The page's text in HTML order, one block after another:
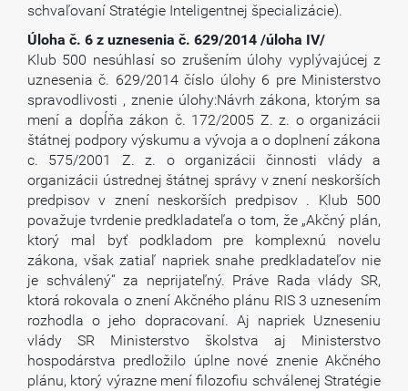
schvaľovaní Stratégie Inteligentnej špecializácie).
Úloha č. 6 z uznesenia č. 629/2014 /úloha IV/
Klub 500 nesúhlasí so zrušením úlohy vyplývajúcej z
uznesenia č. 629/2014 číslo úlohy 6 pre Ministerstvo
spravodlivosti , znenie úlohy:Návrh zákona, ktorým sa
mení a dopĺňa zákon č. 172/2005 Z. z. o organizácii
štátnej podpory výskumu a vývoja a o doplnení zákona
c. 575/2001 Z. z. o organizácii činnosti vlády a
organizácii ústrednej štátnej správy v znení neskorších
predpisov v znení neskorších predpisov . Klub 500
považuje tvrdenie predkladateľa o tom, že „Akčný plán,
ktorý mal byť podkladom pre komplexnú novelu
zákona, však zatiaľ napriek snahe predkladateľov nie
je schválený“ za neprijateľný. Práve Rada vlády SR,
ktorá rokovala o znení Akčného plánu RIS 3 uznesením
rozhodla o jeho dopracovaní. Aj napriek Uzneseniu
vlády SR Ministerstvo školstva aj Ministerstvo
hospodárstva predložilo úplne nové znenie Akčného
plánu, ktorý výrazne mení filozofiu schválenej Stratégie